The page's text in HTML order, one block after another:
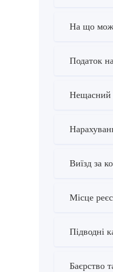
На що
Податок
Нещасний
Виїзд за
Місце
Підводні
Баєрство